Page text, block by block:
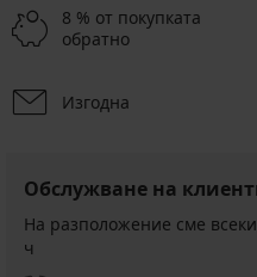
8 % от покупката
обратно
Изгодна
Обслужване на
На разположение сме
ч